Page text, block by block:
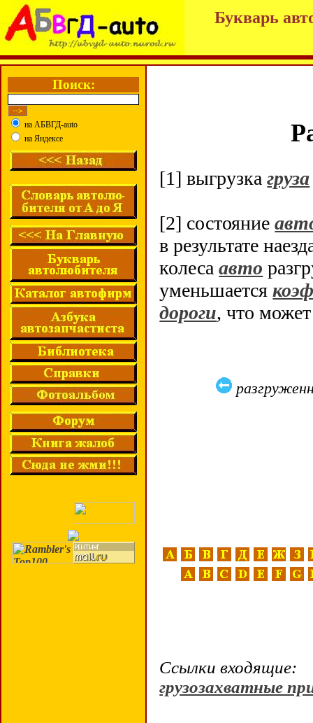
Букварь
Поиск:
на АБВГД-auto
на Яндексе
[1] выгрузкагруза
[2] состояние
в результате
колесаавто
уменьшается
дороги, что
Ссылки входящие:
грузозахватные